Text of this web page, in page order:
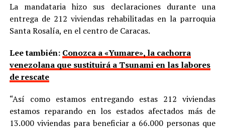
La mandataria hizo sus declaraciones durante una
entrega de 212 viviendas rehabilitadas en la parroquia
Santa Rosalía, en el centro de Caracas.
Lee también: Conozca a «Yumare», la cachorra
venezolana que sustituirá a Tsunami en las labores
de rescate
“Así como estamos entregando estas 212 viviendas
estamos reparando en los estados afectados más de
13.000 viviendas para beneficiar a 66.000 personas que